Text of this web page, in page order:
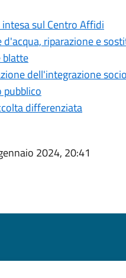
sul Centro Affidi
d'acqua, riparazione e
blatte
dell'integrazione
differenziata
2024, 20:41